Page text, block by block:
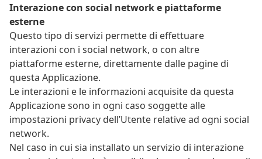
Interazione con social network e piattaforme
esterne
Questo tipo di servizi permette di effettuare
interazioni con i social network, o con altre
piattaforme esterne, direttamente dalle pagine di
questa Applicazione.
Le interazioni e le informazioni acquisite da questa
Applicazione sono in ogni caso soggette alle
impostazioni privacy dell’Utente relative ad ogni social
network.
Nel caso in cui sia installato un servizio di interazione